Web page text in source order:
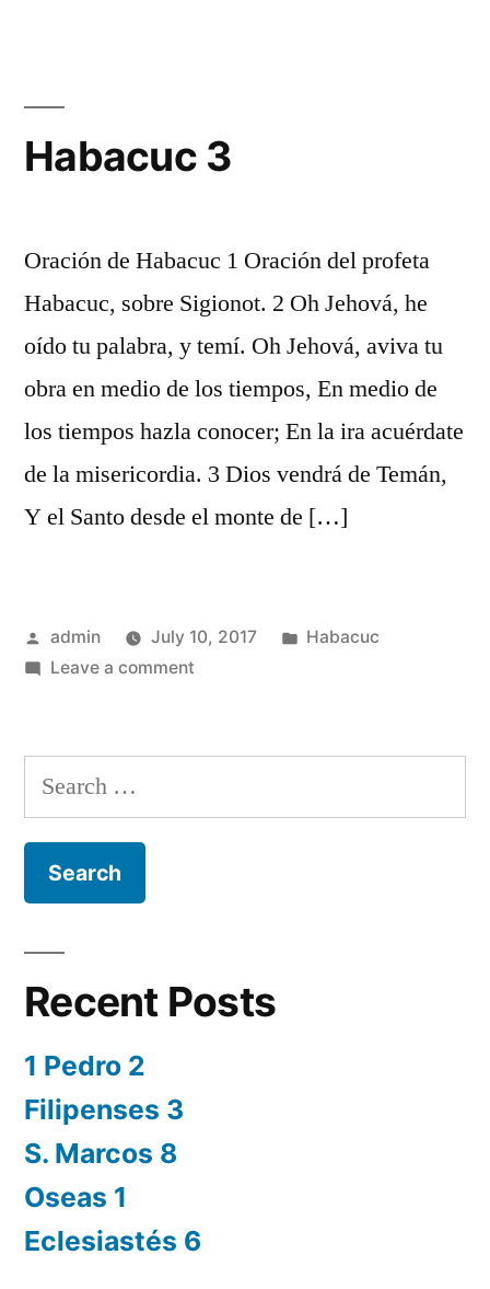
Habacuc 3
Oración de Habacuc 1 Oración del profeta
Habacuc, sobre Sigionot. 2 Oh Jehová, he
oído tu palabra, y temí. Oh Jehová, aviva tu
obra en medio de los tiempos, En medio de
los tiempos hazla conocer; En la ira acuérdate
de la misericordia. 3 Dios vendrá de Temán,
Y el Santo desde el monte de […]
Posted
by
admin July 10, 2017
Posted
Habacuc
Leave a commenton
Search
for:
Recent Posts
1 Pedro 2
Filipenses 3
S. Marcos 8
Oseas 1
Eclesiastés 6